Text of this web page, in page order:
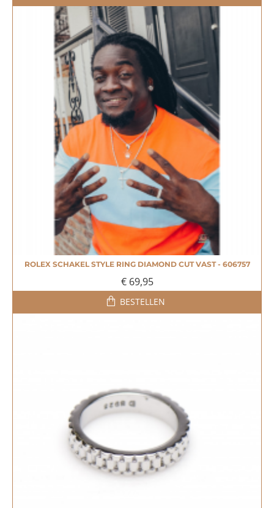
ROLEX SCHAKEL STYLE RING DIAMOND CUT VAST - 606757
€ 69,95
BESTELLEN